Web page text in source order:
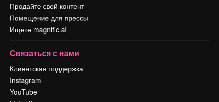
Продайте свой контент
Помещение для прессы
Ищете magnific.ai
Связаться с нами
Клиентская поддержка
Instagram
YouTube